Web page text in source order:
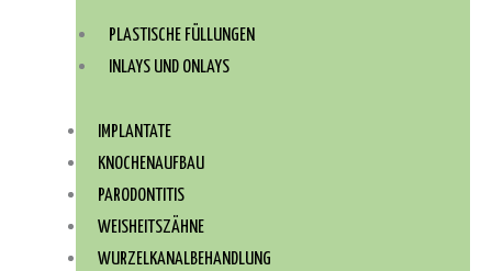
PLASTISCHE FÜLLUNGEN
INLAYS UND ONLAYS
IMPLANTATE
KNOCHENAUFBAU
PARODONTITIS
WEISHEITSZÄHNE
WURZEL­KANAL­BEHANDLUNG